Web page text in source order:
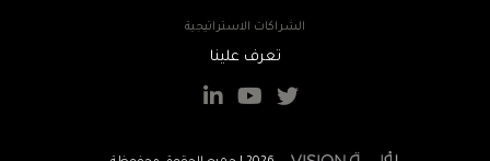
الشراكات الاستراتيجية
تعرف علينا